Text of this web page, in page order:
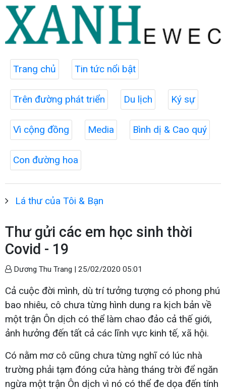
Trang chủ Tin tức nổi bật
Trên đường phát triển Du lịch Ký sự
Vì cộng đồng Media Bình dị & Cao quý
Con đường hoa
Lá thư của Tôi & Bạn
Thư gửi các em học sinh thời
Covid - 19
Dương Thu Trang | 25/02/2020 05:01
Cả cuộc đời mình, dù trí tưởng tượng có phong phú
bao nhiêu, cô chưa từng hình dung ra kịch bản về
một trận Ôn dịch có thể làm chao đảo cả thế giới,
ảnh hưởng đến tất cả các lĩnh vực kinh tế, xã hội.
Có nằm mơ cô cũng chưa từng nghĩ có lúc nhà
trường phải tạm đóng cửa hàng tháng trời để ngăn
ngừa một trận Ôn dịch vì nó có thể đe dọa đến tính